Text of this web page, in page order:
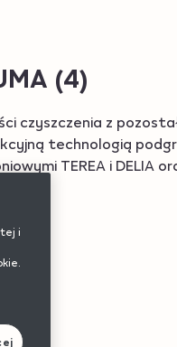
(4)
czyszczenia z
technologią
TEREA i DELIA
i